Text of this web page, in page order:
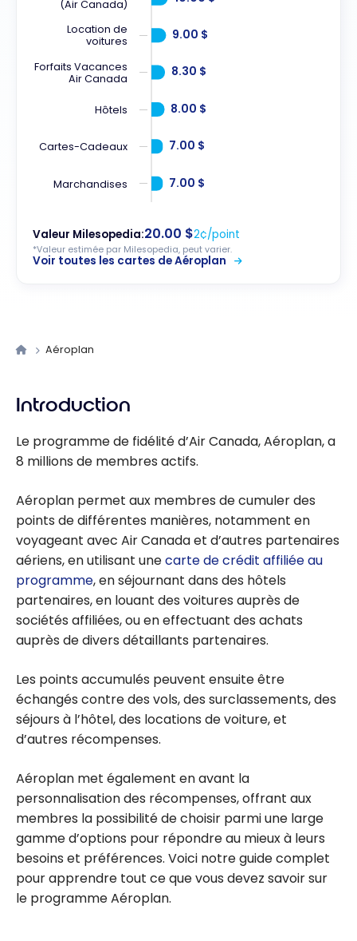
(Air Canada)
Location de
voitures
Forfaits Vacances
Air Canada
Hôtels
Cartes-Cadeaux
Marchandises
9.00 $
8.30 $
8.00 $
7.00 $
7.00 $
Valeur Milesopedia:20.00 $2¢/point
*Valeur estimée par Milesopedia, peut varier.
Voir toutes les cartes de Aéroplan
Aéroplan
Introduction
Le programme de fidélité d’Air Canada, Aéroplan, a
8 millions de membres actifs.
Aéroplan permet aux membres de cumuler des
points de différentes manières, notamment en
voyageant avec Air Canada et d’autres partenaires
aériens, en utilisant unecarte de crédit affiliée au
programme, en séjournant dans des hôtels
partenaires, en louant des voitures auprès de
sociétés affiliées, ou en effectuant des achats
auprès de divers détaillants partenaires.
Les points accumulés peuvent ensuite être
échangés contre des vols, des surclassements, des
séjours à l’hôtel, des locations de voiture, et
d’autres récompenses.
Aéroplan met également en avant la
personnalisation des récompenses, offrant aux
membres la possibilité de choisir parmi une large
gamme d’options pour répondre au mieux à leurs
besoins et préférences. Voici notre guide complet
pour apprendre tout ce que vous devez savoir sur
le programme Aéroplan.